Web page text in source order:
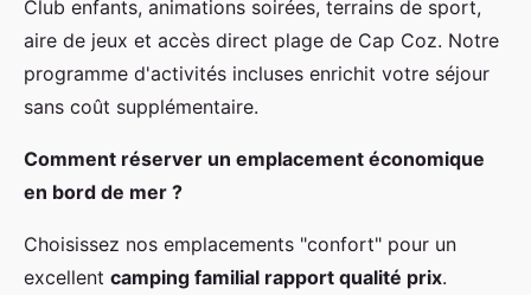
Club enfants, animations soirées, terrains de sport,
aire de jeux et accès direct plage de Cap Coz. Notre
programme d'activités incluses enrichit votre séjour
sans coût supplémentaire.
Comment réserver un emplacement économique
en bord de mer ?
Choisissez nos emplacements "confort" pour un
excellent camping familial rapport qualité prix.